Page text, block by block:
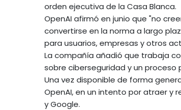
orden ejecutiva de la Casa Blanca.
OpenAI afirmó en junio que "no
convertirse en la norma a largo
para usuarios, empresas y otros
La compañía añadió que trabaja
sobre ciberseguridad y un
Una vez disponible de forma
OpenAI, en un intento por atraer y
y Google.